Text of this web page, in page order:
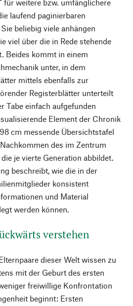
für weitere bzw. umfänglichere
laufend paginierbaren
beliebig viele anhängen
viel über die in Rede stehende
Beides kommt in einem
unter, in dem
mittels ebenfalls zur
Registerblätter unterteilt
Tabe einfach aufgefunden
Element der Chronik
cm messende Übersichtstafel
des im Zentrum
je vierte Generation abbildet.
beschreibt, wie die in der
konsistent
und Material
werden können.
verstehen
dieser Welt wissen zu
mit der Geburt des ersten
freiwillige Konfrontation
beginnt: Ersten